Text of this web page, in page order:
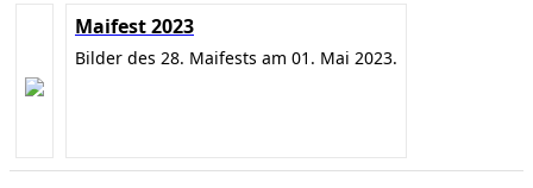
Maifest 2023
Bilder des 28. Maifests am 01. Mai 2023.